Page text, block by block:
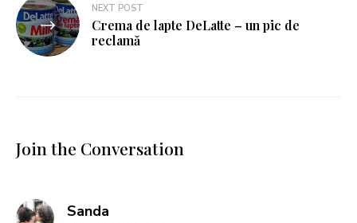
NEXT POST
Crema de lapte DeLatte – un pic de
reclamă
Join the Conversation
Sanda